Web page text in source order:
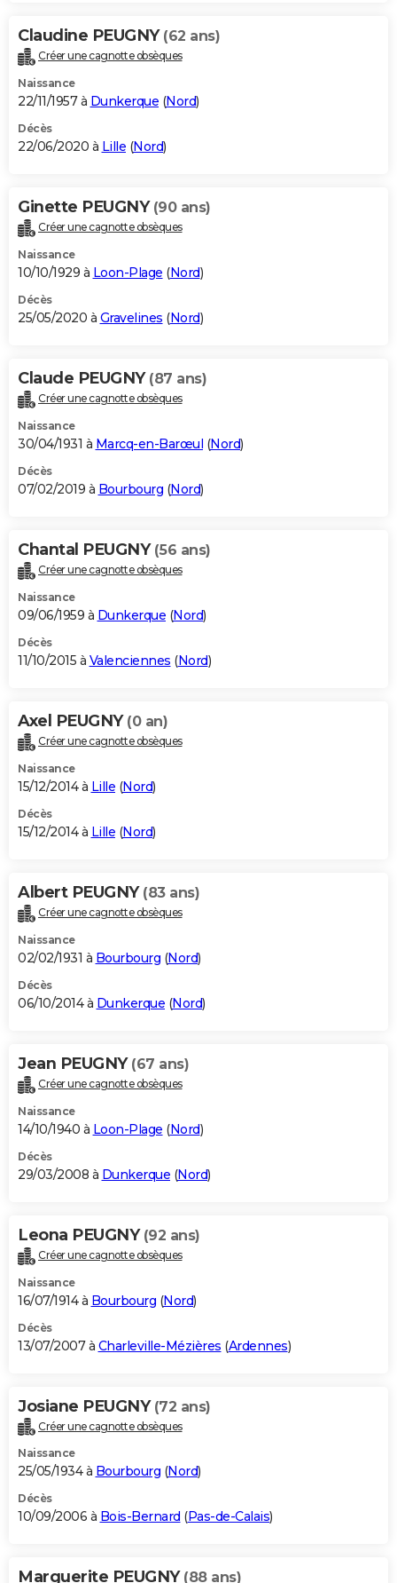
Claudine PEUGNY (62 ans)
Créer une cagnotte obsèques
Naissance
22/11/1957 à Dunkerque (Nord)
Décès
22/06/2020 à Lille (Nord)
Ginette PEUGNY (90 ans)
Créer une cagnotte obsèques
Naissance
10/10/1929 à Loon-Plage (Nord)
Décès
25/05/2020 à Gravelines (Nord)
Claude PEUGNY (87 ans)
Créer une cagnotte obsèques
Naissance
30/04/1931 à Marcq-en-Barœul (Nord)
Décès
07/02/2019 à Bourbourg (Nord)
Chantal PEUGNY (56 ans)
Créer une cagnotte obsèques
Naissance
09/06/1959 à Dunkerque (Nord)
Décès
11/10/2015 à Valenciennes (Nord)
Axel PEUGNY (0 an)
Créer une cagnotte obsèques
Naissance
15/12/2014 à Lille (Nord)
Décès
15/12/2014 à Lille (Nord)
Albert PEUGNY (83 ans)
Créer une cagnotte obsèques
Naissance
02/02/1931 à Bourbourg (Nord)
Décès
06/10/2014 à Dunkerque (Nord)
Jean PEUGNY (67 ans)
Créer une cagnotte obsèques
Naissance
14/10/1940 à Loon-Plage (Nord)
Décès
29/03/2008 à Dunkerque (Nord)
Leona PEUGNY (92 ans)
Créer une cagnotte obsèques
Naissance
16/07/1914 à Bourbourg (Nord)
Décès
13/07/2007 à Charleville-Mézières (Ardennes)
Josiane PEUGNY (72 ans)
Créer une cagnotte obsèques
Naissance
25/05/1934 à Bourbourg (Nord)
Décès
10/09/2006 à Bois-Bernard (Pas-de-Calais)
Marguerite PEUGNY (88 ans)